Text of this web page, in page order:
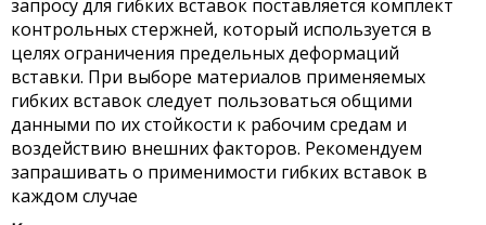
запросу для гибких вставок поставляется комплект
контрольных стержней, который используется в
целях ограничения предельных деформаций
вставки. При выборе материалов применяемых
гибких вставок следует пользоваться общими
данными по их стойкости к рабочим средам и
воздействию внешних факторов. Рекомендуем
запрашивать о применимости гибких вставок в
каждом случае